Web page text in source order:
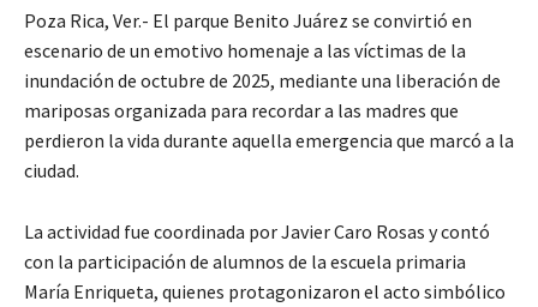
Poza Rica, Ver.- El parque Benito Juárez se convirtió en
escenario de un emotivo homenaje a las víctimas de la
inundación de octubre de 2025, mediante una liberación de
mariposas organizada para recordar a las madres que
perdieron la vida durante aquella emergencia que marcó a la
ciudad.
La actividad fue coordinada por Javier Caro Rosas y contó
con la participación de alumnos de la escuela primaria
María Enriqueta, quienes protagonizaron el acto simbólico